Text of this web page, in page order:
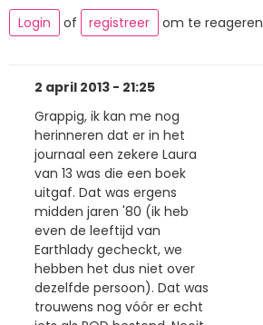
Login
of registreer om te reageren
2 april 2013 - 21:25
Grappig, ik kan me nog
herinneren dat er in het
journaal een zekere Laura
van 13 was die een boek
uitgaf. Dat was ergens
midden jaren '80 (ik heb
even de leeftijd van
Earthlady gecheckt, we
hebben het dus niet over
dezelfde persoon). Dat was
trouwens nog vóór er echt